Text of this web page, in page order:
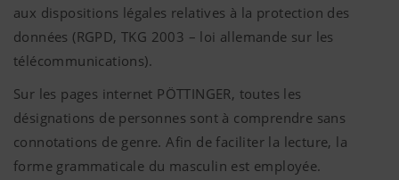
Objectif des cookies
YouTube
Nous insérons des vidéos YouTube sur
utilisons pour cela le système étendu de
données de YouTube. Aucune
ce site internet n'est enregistrée par
vidéo ne soit visualisée.Vous trouverez
Plus d'infos
aux dispositions légales relatives à la protection des
données (RGPD, TKG 2003 – loi allemande sur les
télécommunications).
Sur les pages internet PÖTTINGER, toutes les
désignations de personnes sont à comprendre sans
connotations de genre. Afin de faciliter la lecture, la
forme grammaticale du masculin est employée.